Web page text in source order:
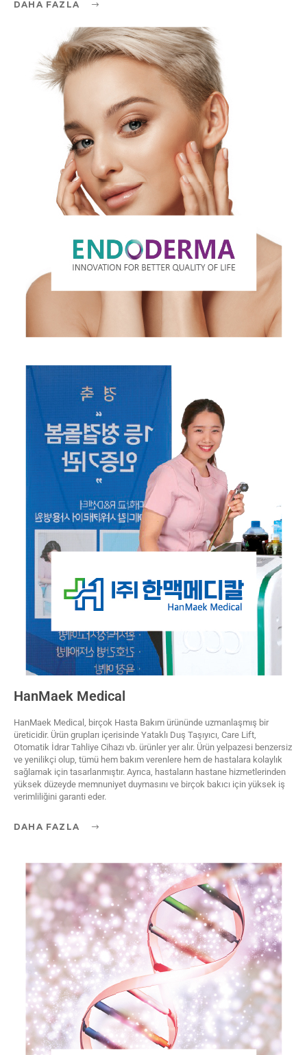
DAHA FAZLA
HanMaek Medical
HanMaek Medical, birçok Hasta Bakım ürününde uzmanlaşmış bir
üreticidir. Ürün grupları içerisinde Yataklı Duş Taşıyıcı, Care Lift,
Otomatik İdrar Tahliye Cihazı vb. ürünler yer alır. Ürün yelpazesi benzersiz
ve yenilikçi olup, tümü hem bakım verenlere hem de hastalara kolaylık
sağlamak için tasarlanmıştır. Ayrıca, hastaların hastane hizmetlerinden
yüksek düzeyde memnuniyet duymasını ve birçok bakıcı için yüksek iş
verimliliğini garanti eder.
DAHA FAZLA